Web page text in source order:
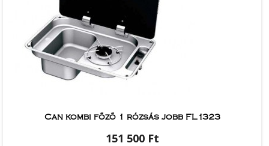
Can kombi főző 1 rózsás jobb FL1323
151 500 Ft